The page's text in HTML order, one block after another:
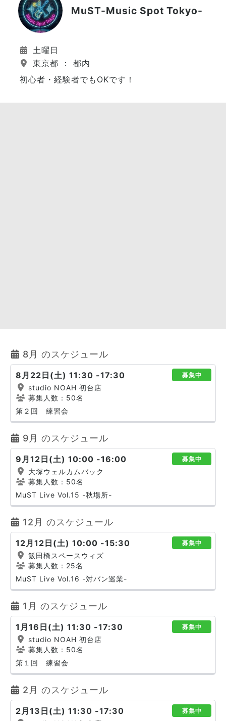
MuST-Music Spot Tokyo-
土曜日
東京都 ： 都内
初心者・経験者でもOKです！
8月 のスケジュール
8月22日(土) 11:30 -17:30 募集中
studio NOAH 初台店
募集人数：50名
第２回 練習会
9月 のスケジュール
9月12日(土) 10:00 -16:00 募集中
大塚ウェルカムバック
募集人数：50名
MuST Live Vol.15 -秋場所-
12月 のスケジュール
12月12日(土) 10:00 -15:30 募集中
飯田橋スペースウィズ
募集人数：25名
MuST Live Vol.16 -対バン巡業-
1月 のスケジュール
1月16日(土) 11:30 -17:30 募集中
studio NOAH 初台店
募集人数：50名
第１回 練習会
2月 のスケジュール
2月13日(土) 11:30 -17:30 募集中